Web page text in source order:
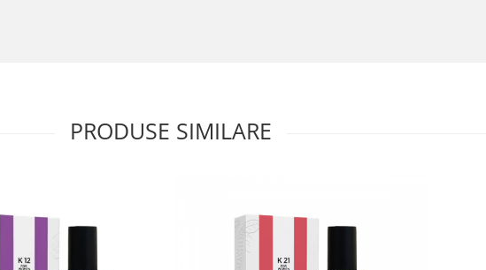
PRODUSE SIMILARE